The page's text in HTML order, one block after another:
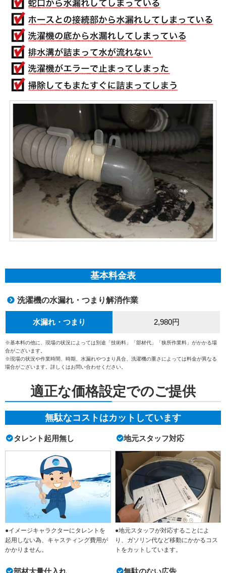
基本料金表
洗濯機の水漏れ・つまり解消作業
水漏れ・つまり 2,980円
※基本料の他に、現場の状況によっては別途「技術料」「部材代」「狭所作業料」がかかる場
合がございます。
※現場の状況や作業時間、時期、水漏れやつまり具合、洗濯機の重さによっては料金が異なる
場合がございます。詳しくはお問い合わせください。
適正な価格設定でのご提供
無駄なコストはカットしています
タレント起用無し
●イメージキャラクターにタレントを
起用しない為、キャスティング費用が
かかりません。
地元スタッフ対応
●地元スタッフが対応することによ
り、ガソリン代など移動にかかるコス
トをカットしています。